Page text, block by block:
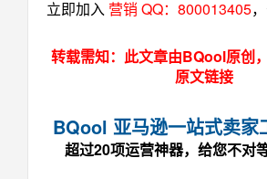
立即加入 营销 QQ：800013405
转载需知：此文章由BQool原创
原文链接
BQool 亚马逊一站式卖家
超过20项运营神器，给您不对